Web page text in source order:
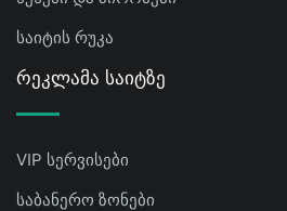
საიტის რუკა
Რეკლამა Საიტზე
VIP სერვისები
საბანერო ზონები